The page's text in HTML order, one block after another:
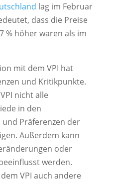
lag im Februar
dass die Preise
% höher waren als im
mit dem VPI hat
und Kritikpunkte.
nicht alle
in den
Präferenzen der
Außerdem kann
oder
werden.
VPI auch andere